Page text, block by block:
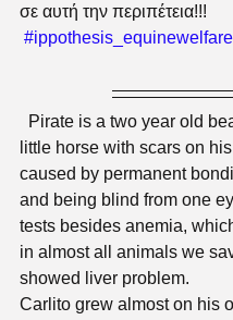
σε αυτή την περιπέτεια!!!
#ippothesis_equinewelfare
little horse with scars on
caused by permanent
and being blind from one
tests besides anemia,
in almost all animals we
showed liver problem.
Carlito grew almost on his